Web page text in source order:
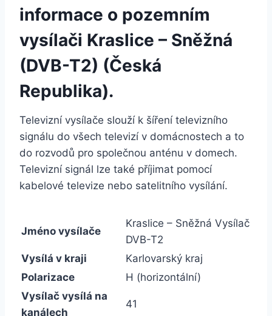
informace o pozemním
vysílači Kraslice – Sněžná
(DVB-T2) (Česká
Republika).
Televizní vysílače slouží k šíření televizního
signálu do všech televizí v domácnostech a to
do rozvodů pro společnou anténu v domech.
Televizní signál lze také příjimat pomocí
kabelové televize nebo satelitního vysílání.
Jméno vysílače
Kraslice – Sněžná Vysílač
DVB-T2
Vysílá v kraji
Karlovarský kraj
Polarizace
H (horizontální)
Vysílač vysílá na
kanálech
41